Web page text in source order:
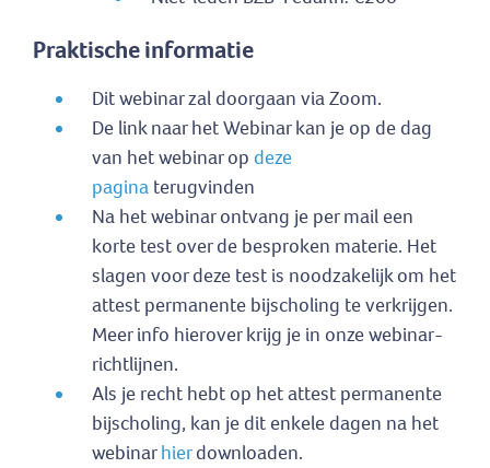
Praktische informatie
Dit webinar zal doorgaan via Zoom.
De link naar het Webinar kan je op de dag
van het webinar op deze
pagina terugvinden
Na het webinar ontvang je per mail een
korte test over de besproken materie. Het
slagen voor deze test is noodzakelijk om het
attest permanente bijscholing te verkrijgen.
Meer info hierover krijg je in onze webinar-
richtlijnen.
Als je recht hebt op het attest permanente
bijscholing, kan je dit enkele dagen na het
webinarhierdownloaden.